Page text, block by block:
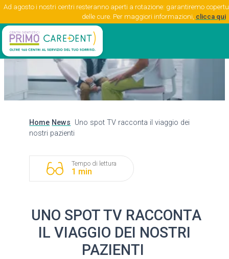
Ad agosto i nostri centri resteranno aperti a rotazione: garantiremo
delle cure. Per maggiori informazioni, clicca qui
Home News Uno spot TV racconta il viaggio dei
nostri pazienti
Tempo di lettura
1 min
UNO SPOT TV RACCONTA
IL VIAGGIO DEI NOSTRI
PAZIENTI